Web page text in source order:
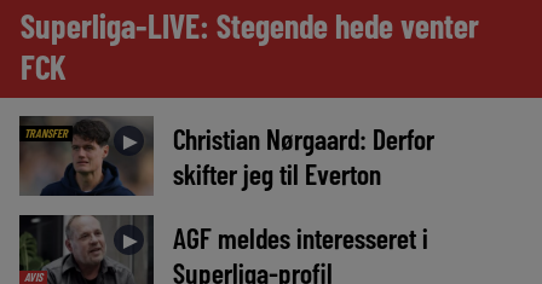
Superliga-LIVE: Stegende hede venter
FCK
TRANSFER ►
Christian Nørgaard: Derfor
skifter jeg til Everton
AVIS
►
AGF meldes interesseret i
Superliga-profil